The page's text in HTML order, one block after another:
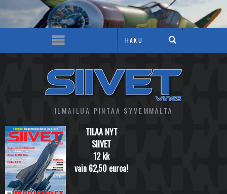
ILMAILUA PINTAA SYVEMMÄLTÄ
TILAA NYT
SIIVET
12 kk
vain 62,50 euroa!